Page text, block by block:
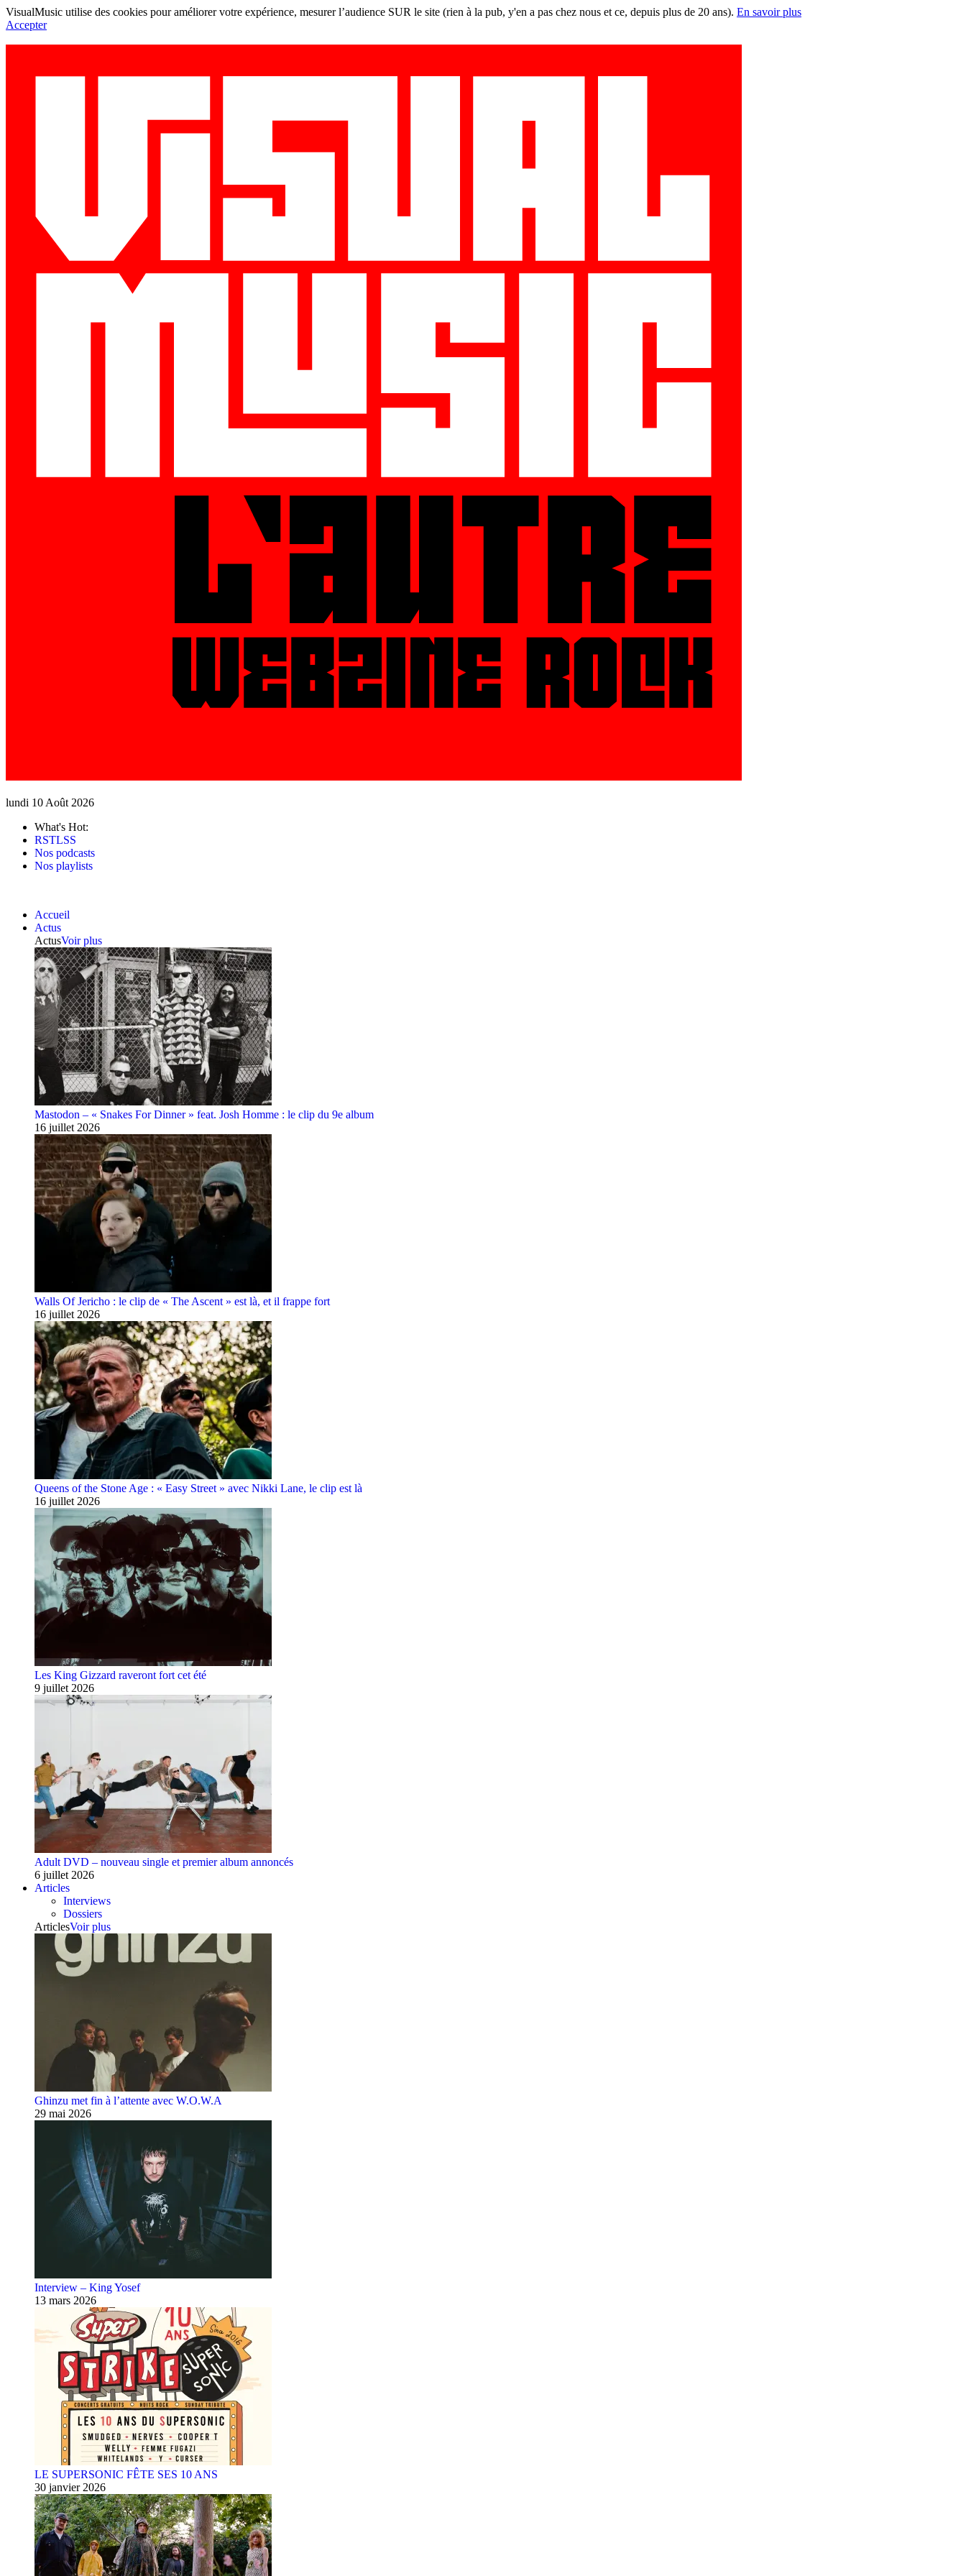
VisualMusic utilise des cookies pour améliorer votre expérience, mesurer l’audience SUR le site (rien à la pub, y'en a pas chez nous et ce, depuis plus de 20 ans). En savoir plus
Accepter
lundi 10 Août 2026
What's Hot:
RSTLSS
Nos podcasts
Nos playlists
Accueil
Actus
ActusVoir plus
Mastodon – « Snakes For Dinner » feat. Josh Homme : le clip du 9e album
16 juillet 2026
Walls Of Jericho : le clip de « The Ascent » est là, et il frappe fort
16 juillet 2026
Queens of the Stone Age : « Easy Street » avec Nikki Lane, le clip est là
16 juillet 2026
Les King Gizzard raveront fort cet été
9 juillet 2026
Adult DVD – nouveau single et premier album annoncés
6 juillet 2026
Articles
Interviews
Dossiers
ArticlesVoir plus
Ghinzu met fin à l’attente avec W.O.W.A
29 mai 2026
Interview – King Yosef
13 mars 2026
LE SUPERSONIC FÊTE SES 10 ANS
30 janvier 2026